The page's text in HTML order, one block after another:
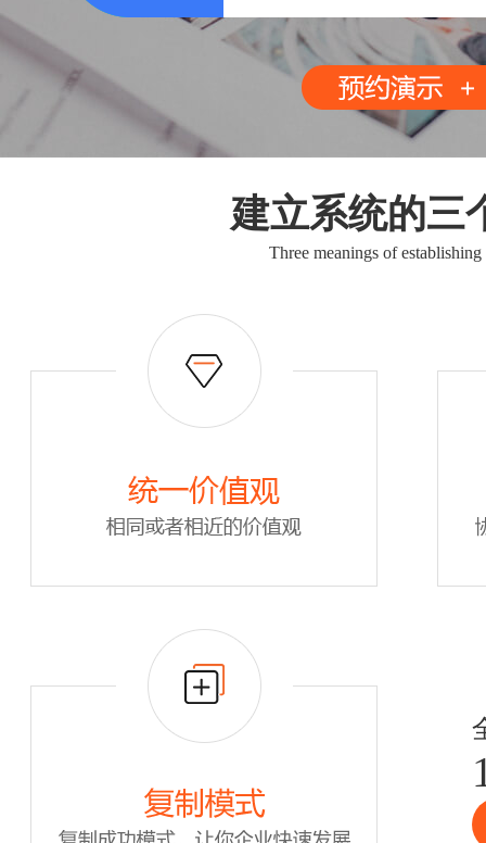
建立系统的三
Three meanings of establishing